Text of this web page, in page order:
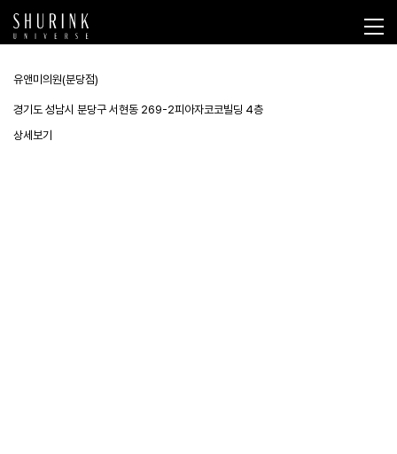
유앤미의원(분당점)
경기도 성남시 분당구 서현동 269-2피아자코코빌딩 4층
상세보기